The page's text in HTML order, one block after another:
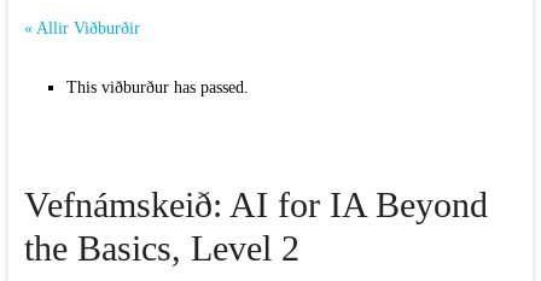
« Allir Viðburðir
This viðburður has passed.
Vefnámskeið: AI for IA Beyond
the Basics, Level 2